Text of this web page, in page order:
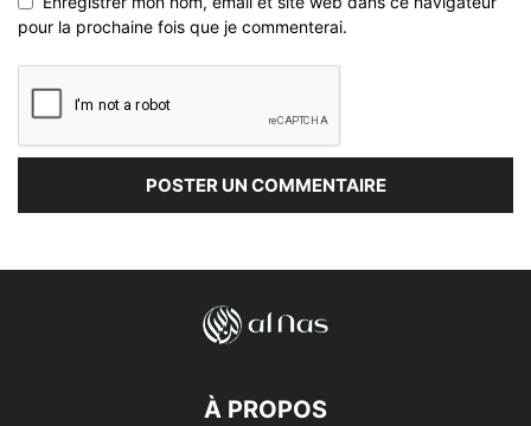
pour la prochaine fois que je commenterai.
À PROPOS